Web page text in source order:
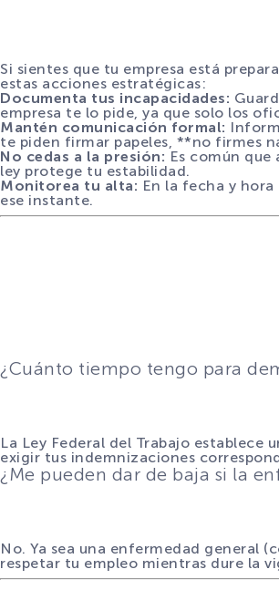
Si sientes que tu empresa está
estas acciones estratégicas:
Documenta tus incapacidades:
empresa te lo pide, ya que solo los
Mantén comunicación formal:
te piden firmar papeles, **no firmes
No cedas a la presión: Es común
ley protege tu estabilidad.
Monitorea tu alta: En la fecha y
ese instante.
¿Cuánto tiempo tengo para
La Ley Federal del Trabajo establece
exigir tus indemnizaciones
¿Me pueden dar de baja si la
No. Ya sea una enfermedad general
respetar tu empleo mientras dure la